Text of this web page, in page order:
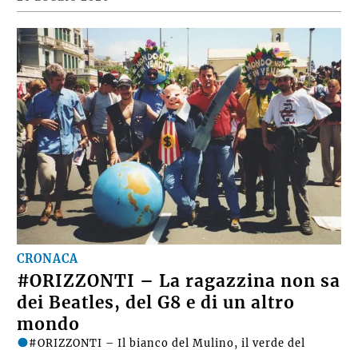
CRONACA
#ORIZZONTI – La ragazzina non sa
dei Beatles, del G8 e di un altro
mondo
#ORIZZONTI – Il bianco del Mulino, il verde del